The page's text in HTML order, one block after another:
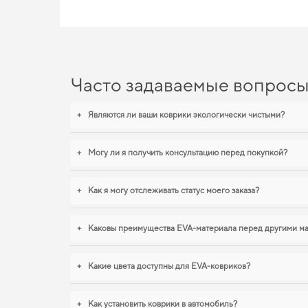
Часто задаваемые вопросы
+ Являются ли ваши коврики экологически чистыми?
+ Могу ли я получить консультацию перед покупкой?
+ Как я могу отслеживать статус моего заказа?
+ Каковы преимущества EVA-материала перед другими
+ Какие цвета доступны для EVA-ковриков?
+ Как установить коврики в автомобиль?